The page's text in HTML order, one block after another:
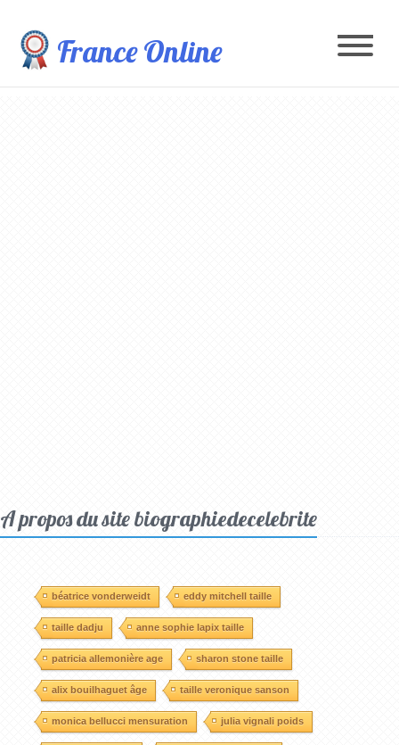
France Online
A propos du site biographiedecelebrite
béatrice vonderweidt eddy mitchell taille
taille dadju anne sophie lapix taille
patricia allemonière age sharon stone taille
alix bouilhaguet âge taille veronique sanson
monica bellucci mensuration julia vignali poids